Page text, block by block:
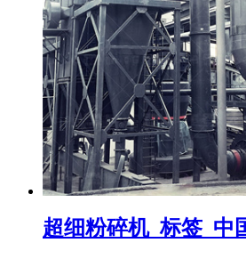
超细粉碎机_标签_中